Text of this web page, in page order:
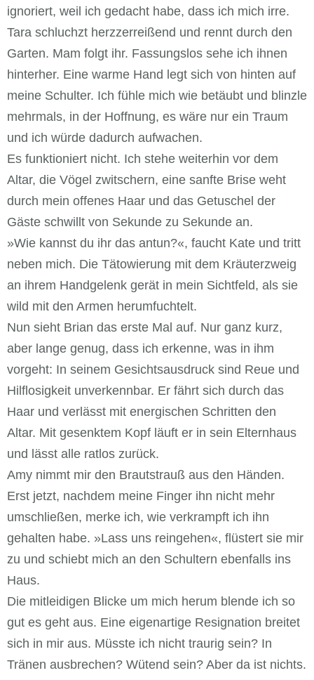
ignoriert, weil ich gedacht habe, dass ich mich irre.
Tara schluchzt herzzerreißend und rennt durch den
Garten. Mam folgt ihr. Fassungslos sehe ich ihnen
hinterher. Eine warme Hand legt sich von hinten auf
meine Schulter. Ich fühle mich wie betäubt und blinzle
mehrmals, in der Hoffnung, es wäre nur ein Traum
und ich würde dadurch aufwachen.
Es funktioniert nicht. Ich stehe weiterhin vor dem
Altar, die Vögel zwitschern, eine sanfte Brise weht
durch mein offenes Haar und das Getuschel der
Gäste schwillt von Sekunde zu Sekunde an.
»Wie kannst du ihr das antun?«, faucht Kate und tritt
neben mich. Die Tätowierung mit dem Kräuterzweig
an ihrem Handgelenk gerät in mein Sichtfeld, als sie
wild mit den Armen herumfuchtelt.
Nun sieht Brian das erste Mal auf. Nur ganz kurz,
aber lange genug, dass ich erkenne, was in ihm
vorgeht: In seinem Gesichtsausdruck sind Reue und
Hilflosigkeit unverkennbar. Er fährt sich durch das
Haar und verlässt mit energischen Schritten den
Altar. Mit gesenktem Kopf läuft er in sein Elternhaus
und lässt alle ratlos zurück.
Amy nimmt mir den Brautstrauß aus den Händen.
Erst jetzt, nachdem meine Finger ihn nicht mehr
umschließen, merke ich, wie verkrampft ich ihn
gehalten habe. »Lass uns reingehen«, flüstert sie mir
zu und schiebt mich an den Schultern ebenfalls ins
Haus.
Die mitleidigen Blicke um mich herum blende ich so
gut es geht aus. Eine eigenartige Resignation breitet
sich in mir aus. Müsste ich nicht traurig sein? In
Tränen ausbrechen? Wütend sein? Aber da ist nichts.